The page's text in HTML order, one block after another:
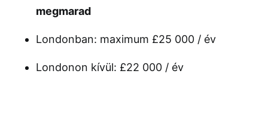
megmarad
Londonban: maximum £25 000 / év
Londonon kívül: £22 000 / év